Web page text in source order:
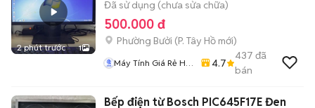
2 phút trước 1
Đã sử dụng (chưa sửa chữa)
500.000 đ
Phường Bưởi (P. Tây Hồ mới)
Máy Tính Giá Rẻ Hà
4.7
437 đã
bán
Bếp điện từ Bosch PIC645F17E Đen